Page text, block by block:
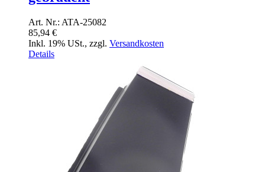
Art. Nr.: ATA-25082
85,94 €
Inkl. 19% USt., zzgl. Versandkosten
Details